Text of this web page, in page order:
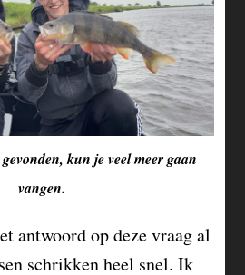
kun je veel meer gaan
vangen.
antwoord op deze vraag al
schrikken heel snel. Ik